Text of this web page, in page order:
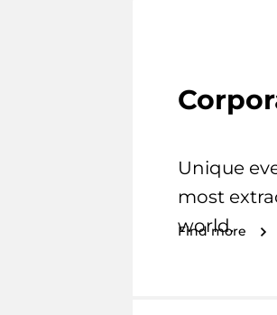
Unique
most
world.
Find more